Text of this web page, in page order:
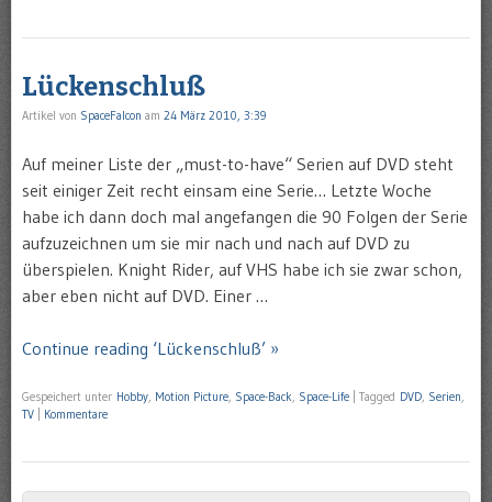
Lückenschluß
Artikel von SpaceFalcon am 24 März 2010, 3:39
Auf meiner Liste der „must-to-have“ Serien auf DVD steht
seit einiger Zeit recht einsam eine Serie… Letzte Woche
habe ich dann doch mal angefangen die 90 Folgen der Serie
aufzuzeichnen um sie mir nach und nach auf DVD zu
überspielen. Knight Rider, auf VHS habe ich sie zwar schon,
aber eben nicht auf DVD. Einer …
Continue reading ‘Lückenschluß’ »
Gespeichert unter Hobby, Motion Picture, Space-Back, Space-Life Tagged DVD, Serien,
TV
Kommentare